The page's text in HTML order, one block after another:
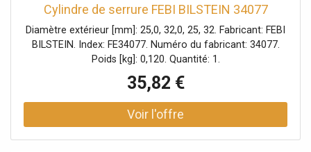
Cylindre de serrure FEBI BILSTEIN 34077
Diamètre extérieur [mm]: 25,0, 32,0, 25, 32. Fabricant: FEBI
BILSTEIN. Index: FE34077. Numéro du fabricant: 34077.
Poids [kg]: 0,120. Quantité: 1.
35,82 €